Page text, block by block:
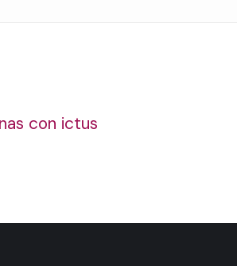
con ictus